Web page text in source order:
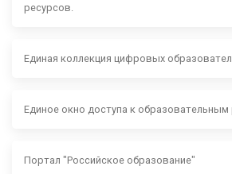
ресурсов.
Единая коллекция цифровых
Единое окно доступа к образовательным
Портал "Российское образование"